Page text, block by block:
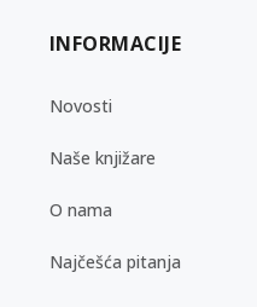
INFORMACIJE
Novosti
Naše knjižare
O nama
Najčešća pitanja